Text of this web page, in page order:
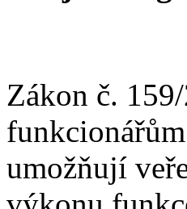
Zákon č.
umožňují